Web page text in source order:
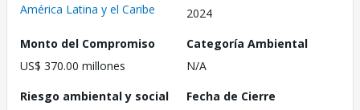
América Latina y el Caribe
2024
Monto del Compromiso
US$ 370.00 millones
Categoría Ambiental
N/A
Riesgo ambiental y social
Fecha de Cierre